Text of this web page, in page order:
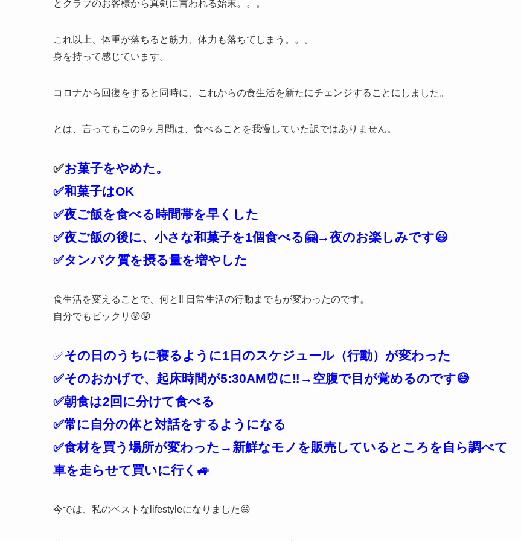
とクラブのお客様から真剣に言われる始末。。。
これ以上、体重が落ちると筋力、体力も落ちてしまう。。。
身を持って感じています。
コロナから回復をすると同時に、これからの食生活を新たにチェンジすることにしました。
とは、言ってもこの9ヶ月間は、食べることを我慢していた訳ではありません。
✅お菓子をやめた。
✅和菓子はOK
✅夜ご飯を食べる時間帯を早くした
✅夜ご飯の後に、小さな和菓子を1個食べる🤗→夜のお楽しみです😃
✅タンパク質を摂る量を増やした
食生活を変えることで、何と‼️ 日常生活の行動までもが変わったのです。
自分でもビックリ😲😲
✅その日のうちに寝るように1日のスケジュール（行動）が変わった
✅そのおかげで、起床時間が5:30AM⏰に‼️→空腹で目が覚めるのです😅
✅朝食は2回に分けて食べる
✅常に自分の体と対話をするようになる
✅食材を買う場所が変わった→新鮮なモノを販売しているところを自ら調べて
車を走らせて買いに行く🚙
今では、私のベストなlifestyleになりました😃